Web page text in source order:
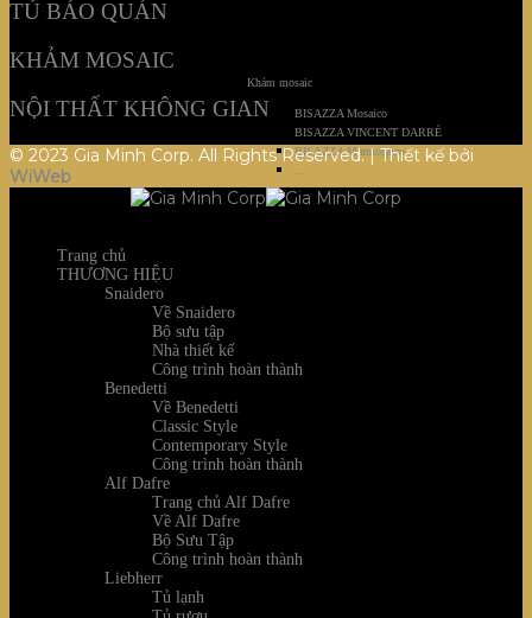
Khảm mosaic
BISAZZA Mosaico
BISAZZA VINCENT DARRÉ
BISAZZA Marmosaico
TỦ BẢO QUẢN
KHẢM MOSAIC
NỘI THẤT KHÔNG GIAN
© 2023 Gia Minh Corp. All Rights Reserved. | Thiết kế bởi
WiWeb
Trang chủ
THƯƠNG HIỆU
Snaidero
Về Snaidero
Bộ sưu tập
Nhà thiết kế
Công trình hoàn thành
Benedetti
Về Benedetti
Classic Style
Contemporary Style
Công trình hoàn thành
Alf Dafre
Trang chủ Alf Dafre
Về Alf Dafre
Bộ Sưu Tập
Công trình hoàn thành
Liebherr
Tủ lạnh